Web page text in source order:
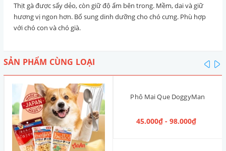
Thịt gà được sấy dẻo, còn giữ độ ẩm bên trong. Mềm, dai và giữ
hương vị ngon hơn. Bổ sung dinh dưỡng cho chó cưng. Phù hợp
với chó con và chó già.
SẢN PHẨM CÙNG LOẠI
Phô Mai Que DoggyMan
45.000₫ - 98.000₫